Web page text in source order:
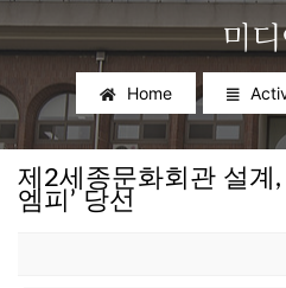
미
Home
제2세종문화회관 설계,
엠피’ 당선